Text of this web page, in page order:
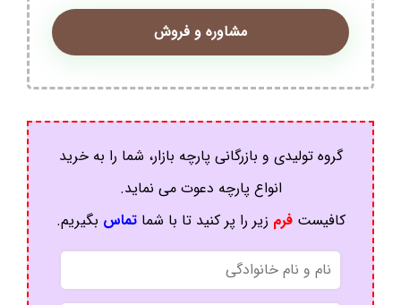
مشاوره و فروش
گروه تولیدی و بازرگانی پارچه بازار، شما را به خرید
انواع پارچه دعوت می نماید.
کافیستفرم زیر را پر کنید تا با شماتماس بگیریم.